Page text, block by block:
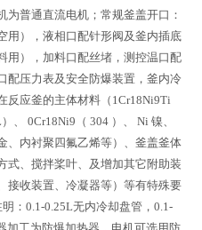
为普通直流电机；常规釜盖开口：
用），液相口配针形阀及釜内插底
用），加料口配丝堵，测控温口配
配压力表及安全防爆装置，釜内冷
反应釜的主体材料（ 1Cr18Ni9Ti
）、 0Cr18Ni9 （ 304 ）、 Ni镍、
、内衬聚四氟乙烯等）、釜盖釜体
式、搅拌桨叶、及增加其它附助装
接收装置、冷凝器等）等有特殊要
明：0.1-0.25L无内冷却盘管，0.1-